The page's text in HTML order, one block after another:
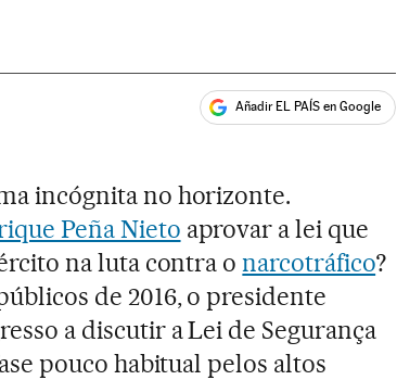
Añadir EL PAÍS en Google
incógnita no horizonte.
Peña Nieto aprovar a lei que
na luta contra onarcotráfico?
de 2016, o presidente
a discutir a Lei de Segurança
pouco habitual pelos altos